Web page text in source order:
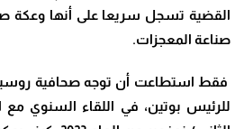
القضية تسجل سريعا على أنها وعكة
صناعة المعجزات.
فقط استطاعت أن توجه صحافية